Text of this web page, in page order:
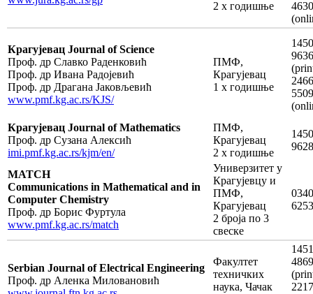
2 х годишње
4630
Крагујевац Journal of Science
Проф. др Славко Раденковић
Проф. др Ивана Радојевић
Проф. др Драгана Јаковљевић
www.pmf.kg.ac.rs/KJS/
ПМФ,
Крагујевац
1 х годишње
9636
5509
Крагујевац Journal of Mathematics
Проф. др Сузана Алексић
imi.pmf.kg.ac.rs/kjm/en/
ПМФ,
Крагујевац
2 х годишње
9628
MATCH
Communications in Mathematical and in
Computer Chemistry
Проф. др Борис Фуртула
www.pmf.kg.ac.rs/match
Универзитет у
Крагујевцу и
ПМФ,
Крагујевац
2 броја по 3
свеске
6253
Serbian Journal of Electrical Engineering
Проф. др Аленка Миловановић
Факултет
техничких
наука, Чачак
4869